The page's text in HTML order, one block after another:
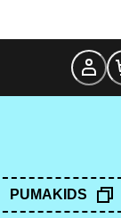
PUMAKIDS